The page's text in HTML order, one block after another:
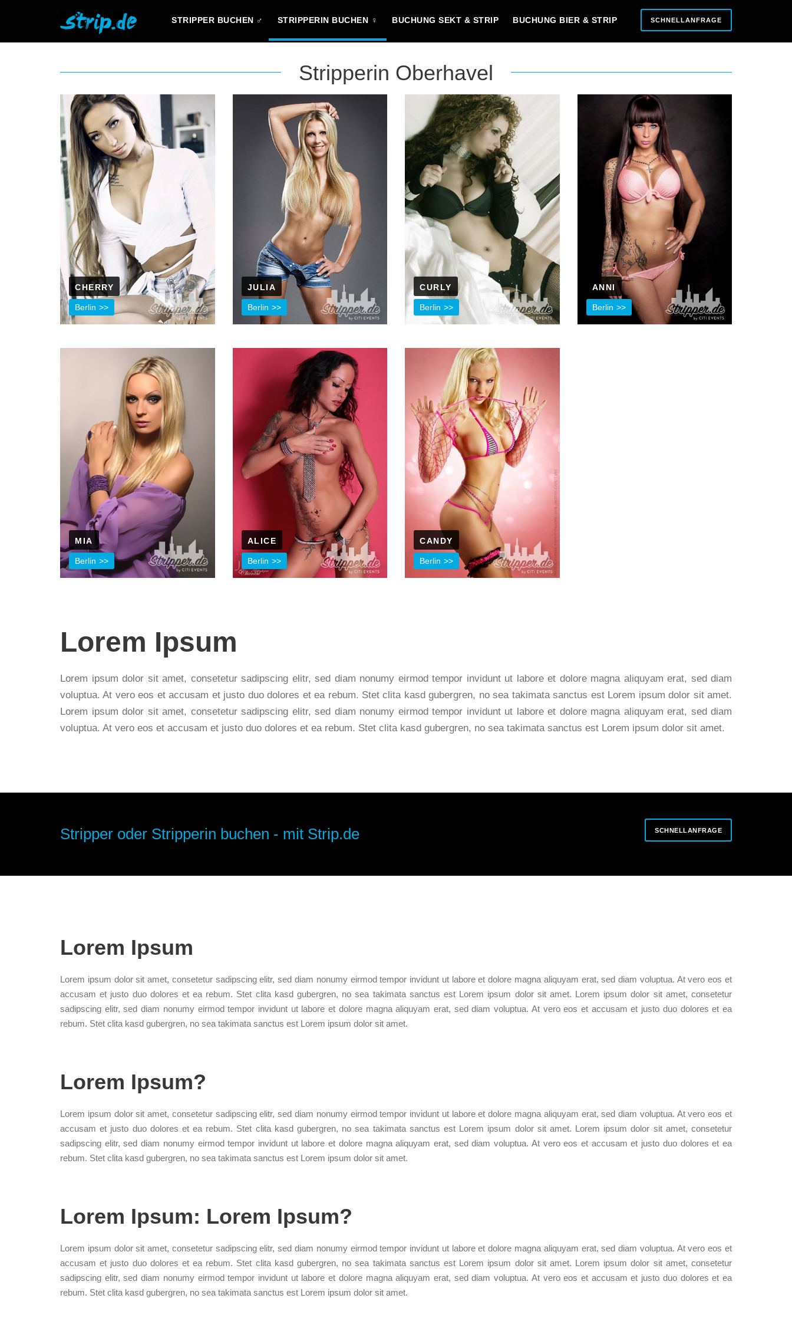
STRIPPER BUCHEN ♂ STRIPPERIN BUCHEN ♀ BUCHUNG SEKT & STRIP BUCHUNG BIER & STRIP SCHNELLANFRAGE
Stripperin Oberhavel
CHERRY
Berlin
JULIA
Berlin
CURLY
Berlin
ANNI
Berlin
MIA
Berlin
ALICE
Berlin
CANDY
Berlin
Lorem Ipsum
Lorem ipsum dolor sit amet, consetetur sadipscing elitr, sed diam nonumy eirmod tempor invidunt ut labore et dolore magna aliquyam erat, sed diam
voluptua. At vero eos et accusam et justo duo dolores et ea rebum. Stet clita kasd gubergren, no sea takimata sanctus est Lorem ipsum dolor sit amet.
Lorem ipsum dolor sit amet, consetetur sadipscing elitr, sed diam nonumy eirmod tempor invidunt ut labore et dolore magna aliquyam erat, sed diam
voluptua. At vero eos et accusam et justo duo dolores et ea rebum. Stet clita kasd gubergren, no sea takimata sanctus est Lorem ipsum dolor sit amet.
Stripper oder Stripperin buchen - mit Strip.de SCHNELLANFRAGE
Lorem Ipsum
Lorem ipsum dolor sit amet, consetetur sadipscing elitr, sed diam nonumy eirmod tempor invidunt ut labore et dolore magna aliquyam erat, sed diam voluptua. At vero eos et
accusam et justo duo dolores et ea rebum. Stet clita kasd gubergren, no sea takimata sanctus est Lorem ipsum dolor sit amet. Lorem ipsum dolor sit amet, consetetur
sadipscing elitr, sed diam nonumy eirmod tempor invidunt ut labore et dolore magna aliquyam erat, sed diam voluptua. At vero eos et accusam et justo duo dolores et ea
rebum. Stet clita kasd gubergren, no sea takimata sanctus est Lorem ipsum dolor sit amet.
Lorem Ipsum?
Lorem ipsum dolor sit amet, consetetur sadipscing elitr, sed diam nonumy eirmod tempor invidunt ut labore et dolore magna aliquyam erat, sed diam voluptua. At vero eos et
accusam et justo duo dolores et ea rebum. Stet clita kasd gubergren, no sea takimata sanctus est Lorem ipsum dolor sit amet. Lorem ipsum dolor sit amet, consetetur
sadipscing elitr, sed diam nonumy eirmod tempor invidunt ut labore et dolore magna aliquyam erat, sed diam voluptua. At vero eos et accusam et justo duo dolores et ea
rebum. Stet clita kasd gubergren, no sea takimata sanctus est Lorem ipsum dolor sit amet.
Lorem Ipsum: Lorem Ipsum?
Lorem ipsum dolor sit amet, consetetur sadipscing elitr, sed diam nonumy eirmod tempor invidunt ut labore et dolore magna aliquyam erat, sed diam voluptua. At vero eos et
accusam et justo duo dolores et ea rebum. Stet clita kasd gubergren, no sea takimata sanctus est Lorem ipsum dolor sit amet. Lorem ipsum dolor sit amet, consetetur
sadipscing elitr, sed diam nonumy eirmod tempor invidunt ut labore et dolore magna aliquyam erat, sed diam voluptua. At vero eos et accusam et justo duo dolores et ea
rebum. Stet clita kasd gubergren, no sea takimata sanctus est Lorem ipsum dolor sit amet.